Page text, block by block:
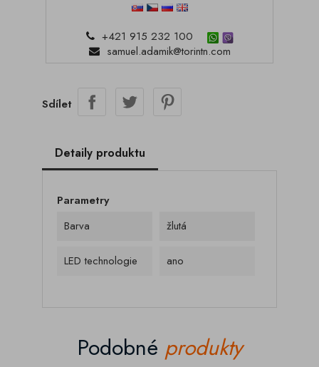
+421 915 232 100
samuel.adamik@torintn.com
Sdílet
Detaily produktu
Parametry
Barva
žlutá
LED technologie ano
Podobné produkty